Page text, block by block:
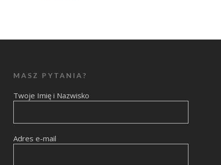
MASZ PYTANIA?
Twoje Imię i Nazwisko
Adres e-mail